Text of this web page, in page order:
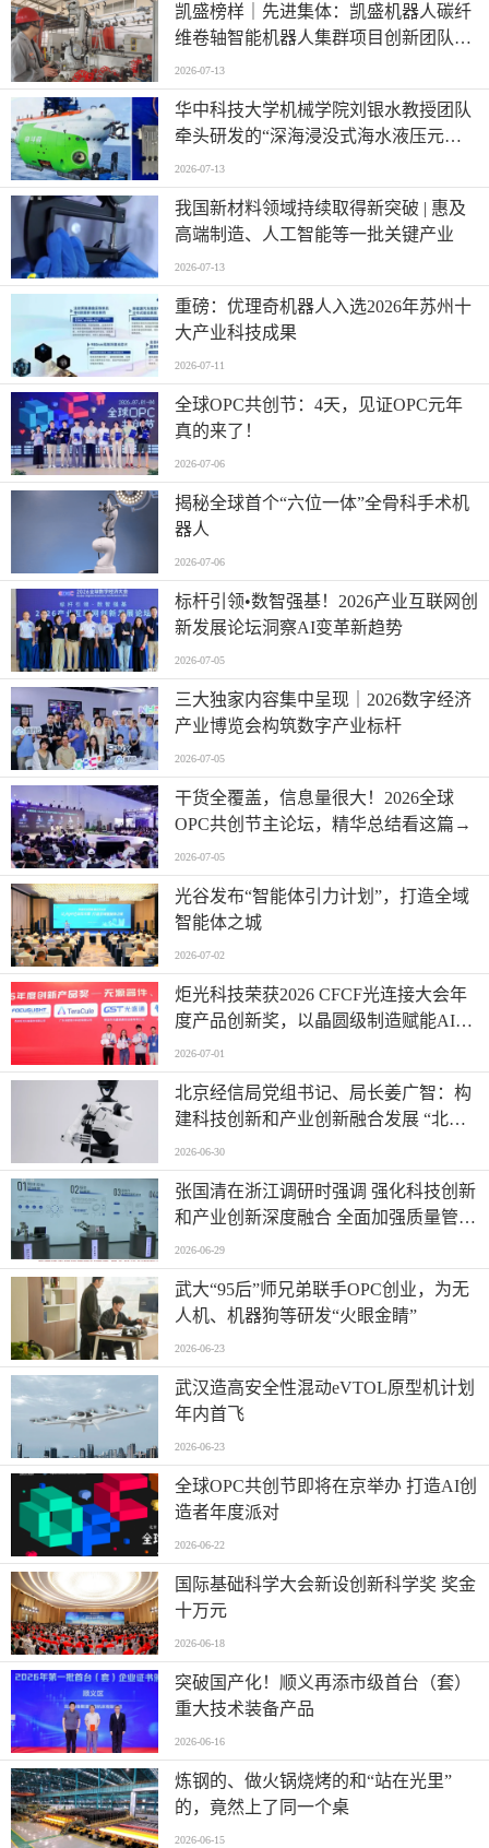
凯盛榜样｜先进集体：凯盛机器人碳纤
维卷轴智能机器人集群项目创新团队
——迈向“智造”新高度
2026-07-13
华中科技大学机械学院刘银水教授团队
牵头研发的“深海浸没式海水液压元件
关键技术及应用”荣获国家技术发明奖
二等奖
2026-07-13
我国新材料领域持续取得新突破 | 惠及
高端制造、人工智能等一批关键产业
2026-07-13
重磅：优理奇机器人入选2026年苏州十
大产业科技成果
2026-07-11
全球OPC共创节：4天，见证OPC元年
真的来了！
2026-07-06
揭秘全球首个“六位一体”全骨科手术机
器人
2026-07-06
标杆引领•数智强基！2026产业互联网创
新发展论坛洞察AI变革新趋势
2026-07-05
三大独家内容集中呈现｜2026数字经济
产业博览会构筑数字产业标杆
2026-07-05
干货全覆盖，信息量很大！2026全球
OPC共创节主论坛，精华总结看这篇→
2026-07-05
光谷发布“智能体引力计划”，打造全域
智能体之城
2026-07-02
炬光科技荣获2026 CFCF光连接大会年
度产品创新奖，以晶圆级制造赋能AI时
代高密度光互连
2026-07-01
北京经信局党组书记、局长姜广智：构
建科技创新和产业创新融合发展 “北京
模式” 为首都推进新型工业化注入强劲
动能
2026-06-30
张国清在浙江调研时强调 强化科技创新
和产业创新深度融合 全面加强质量管理
增加高质量供给
2026-06-29
武大“95后”师兄弟联手OPC创业，为无
人机、机器狗等研发“火眼金睛”
2026-06-23
武汉造高安全性混动eVTOL原型机计划
年内首飞
2026-06-23
全球OPC共创节即将在京举办 打造AI创
造者年度派对
2026-06-22
国际基础科学大会新设创新科学奖 奖金
十万元
2026-06-18
突破国产化！顺义再添市级首台（套）
重大技术装备产品
2026-06-16
炼钢的、做火锅烧烤的和“站在光里”
的，竟然上了同一个桌
2026-06-15